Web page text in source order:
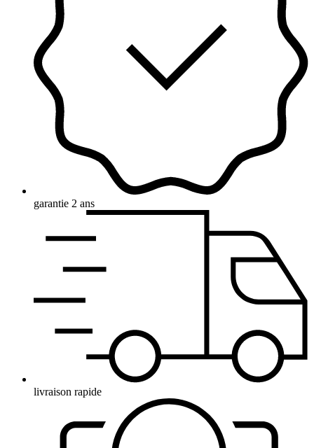
garantie 2 ans
livraison rapide